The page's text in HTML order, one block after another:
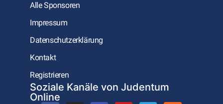
Alle Sponsoren
Impressum
Datenschutzerklärung
Kontakt
Registrieren
Soziale Kanäle von Judentum
Online